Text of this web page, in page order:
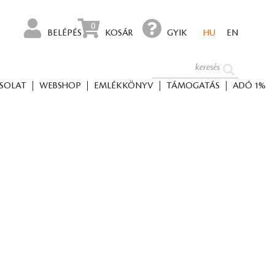
WEBSHOP EMLÉKKÖNYV TÁMOGATÁS ADÓ 1%
BELÉPÉS
0
KOSÁR GYIK HU EN